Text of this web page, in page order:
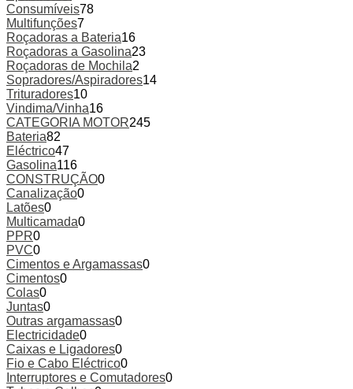
Consumíveis78
Multifunções7
Roçadoras a Bateria16
Roçadoras a Gasolina23
Roçadoras de Mochila2
Sopradores/Aspiradores14
Trituradores10
Vindima/Vinha16
CATEGORIA MOTOR245
Bateria82
Eléctrico47
Gasolina116
CONSTRUÇÃO0
Canalização0
Latões0
Multicamada0
PPR0
PVC0
Cimentos e Argamassas0
Cimentos0
Colas0
Juntas0
Outras argamassas0
Electricidade0
Caixas e Ligadores0
Fio e Cabo Eléctrico0
Interruptores e Comutadores0